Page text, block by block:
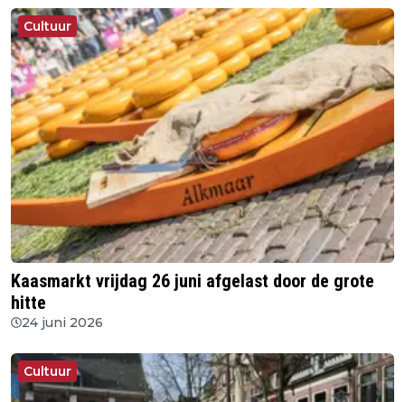
Cultuur
Kaasmarkt vrijdag 26 juni afgelast door de grote
hitte
24 juni 2026
Cultuur